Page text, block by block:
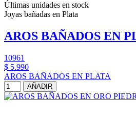
Últimas unidades en stock
Joyas bañadas en Plata
AROS BAÑADOS EN
10961
$ 5.990
AROS BAÑADOS EN PLATA
AÑADIR